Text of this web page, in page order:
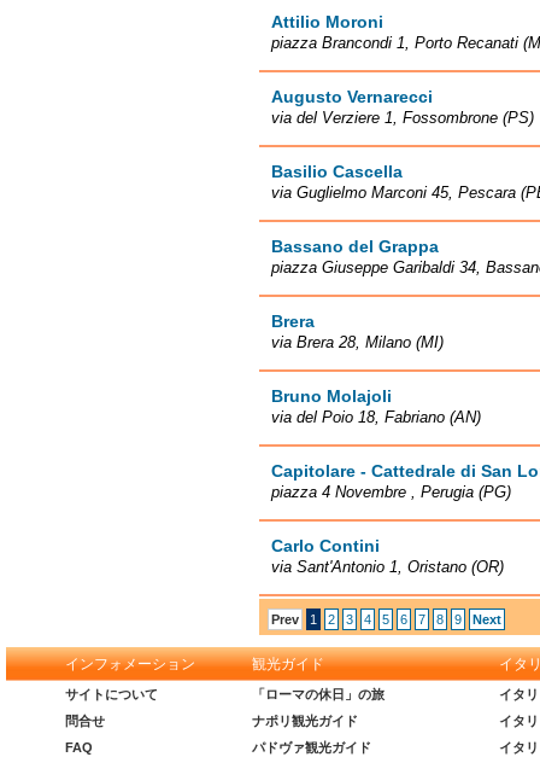
Attilio Moroni
piazza Brancondi 1, Porto Recanati
Augusto Vernarecci
via del Verziere 1, Fossombrone (PS)
Basilio Cascella
via Guglielmo Marconi 45, Pescara
Bassano del Grappa
piazza Giuseppe Garibaldi 34,
Brera
via Brera 28, Milano (MI)
Bruno Molajoli
via del Poio 18, Fabriano (AN)
Capitolare - Cattedrale di San
piazza 4 Novembre , Perugia (PG)
Carlo Contini
via Sant'Antonio 1, Oristano (OR)
Prev 1 2 3 4 5 6 7 8 9 Next
インフォメーション 観光ガイド イタ
サイトについて
問合せ
FAQ
「ローマの休日」の旅
ナポリ観光ガイド
パドヴァ観光ガイド
イタ
イタ
イタ